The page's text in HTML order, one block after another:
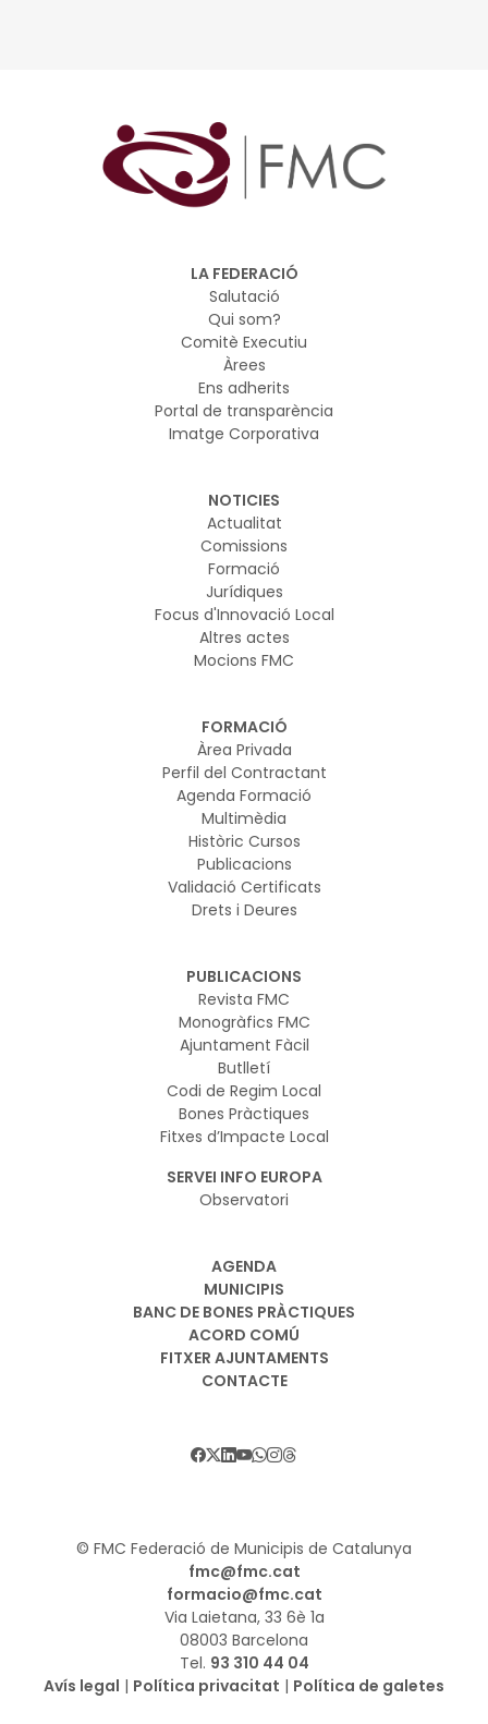
LA FEDERACIÓ
Salutació
Qui som?
Comitè Executiu
Àrees
Ens adherits
Portal de transparència
Imatge Corporativa
NOTICIES
Actualitat
Comissions
Formació
Jurídiques
Focus d'Innovació Local
Altres actes
Mocions FMC
FORMACIÓ
Àrea Privada
Perfil del Contractant
Agenda Formació
Multimèdia
Històric Cursos
Publicacions
Validació Certificats
Drets i Deures
PUBLICACIONS
Revista FMC
Monogràfics FMC
Ajuntament Fàcil
Butlletí
Codi de Regim Local
Bones Pràctiques
Fitxes d’Impacte Local
SERVEI INFO EUROPA
Observatori
AGENDA
MUNICIPIS
BANC DE BONES PRÀCTIQUES
ACORD COMÚ
FITXER AJUNTAMENTS
CONTACTE
© FMC Federació de Municipis de Catalunya
fmc@fmc.cat
formacio@fmc.cat
Via Laietana, 33 6è 1a
08003 Barcelona
Tel. 93 310 44 04
Avís legal | Política privacitat | Política de galetes